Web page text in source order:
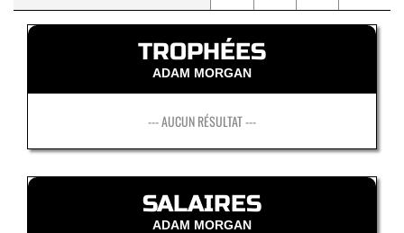
TROPHÉES
ADAM MORGAN
--- AUCUN RÉSULTAT ---
SALAIRES
ADAM MORGAN